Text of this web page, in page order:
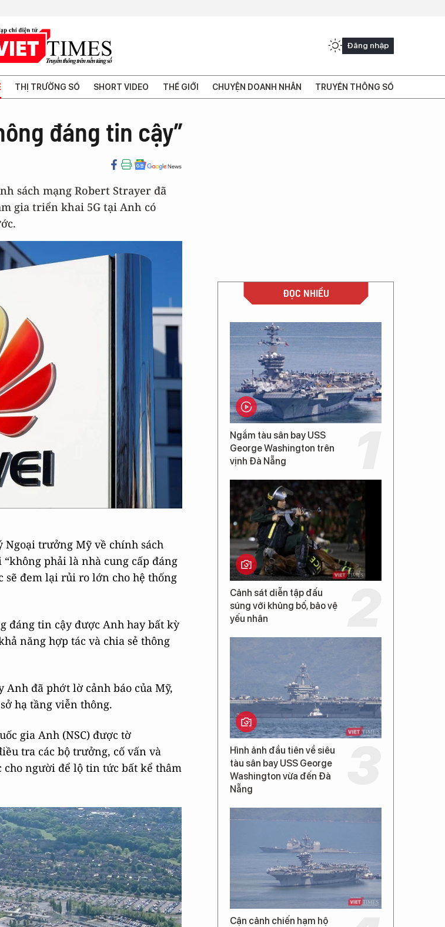
Đăng nhập
THỊ TRƯỜNG SỐ SHORT VIDEO THẾ GIỚI CHUYỆN DOANH NHÂN TRUYỀN THÔNG SỐ
đáng tin cậy”
sách mạng Robert Strayer đã
gia triển khai 5G tại Anh có
Ngoại trưởng Mỹ về chính sách
phải là nhà cung cấp đáng
sẽ đem lại rủi ro lớn cho hệ thống
đáng tin cậy được Anh hay bất kỳ
năng hợp tác và chia sẻ thông
Anh đã phớt lờ cảnh báo của Mỹ,
hạ tầng viễn thông.
gia Anh (NSC) được tờ
tra các bộ trưởng, cố vấn và
cho người để lộ tin tức bất kể thâm
ĐỌC NHIỀU
Ngắm tàu sân bay USS
George Washington trên
vịnh Đà Nẵng
Cảnh sát diễn tập đấu
súng với khủng bố, bảo vệ
yếu nhân
Hình ảnh đầu tiên về siêu
tàu sân bay USS George
Washington vừa đến Đà
Nẵng
Cận cảnh chiến hạm hộ